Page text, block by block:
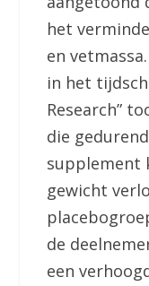
het
en
in het
Research”
die
supplement
gewicht
de
een